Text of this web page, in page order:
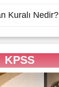
Kuralı Nedir?
KPSS